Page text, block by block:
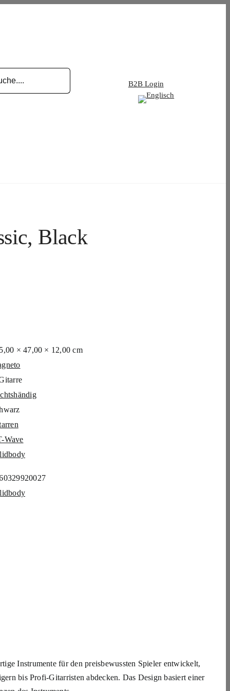
B2B Login
Black
× 47,00 × 12,00 cm
Wave
Instrumente für den preisbewussten Spieler entwickelt,
bis Profi-Gitarristen abdecken. Das Design basiert einer